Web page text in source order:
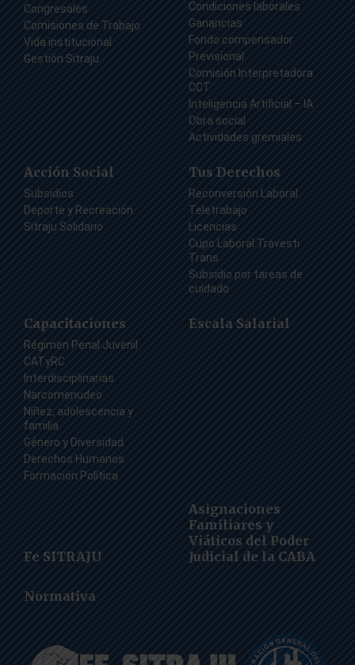
Congresales
Comisiones de Trabajo
Vida institucional
Gestión Sitraju
Condiciones laborales
Ganancias
Fondo compensador
Previsional
Comisión Interpretadora
CCT
Inteligencia Artificial – IA
Obra social
Actividades gremiales
Acción Social
Subsidios
Deporte y Recreación
Sitraju Solidario
Tus Derechos
Reconversión Laboral
Teletrabajo
Licencias
Cupo Laboral Travesti
Trans
Subsidio por tareas de
cuidado
Capacitaciones
Régimen Penal Juvenil
CATyRC
Interdisciplinarias
Narcomenudeo
Niñez, adolescencia y
familia
Género y Diversidad
Derechos Humanos
Formación Política
Escala Salarial
Fe SITRAJU
Asignaciones
Familiares y
Viáticos del Poder
Judicial de la CABA
Normativa